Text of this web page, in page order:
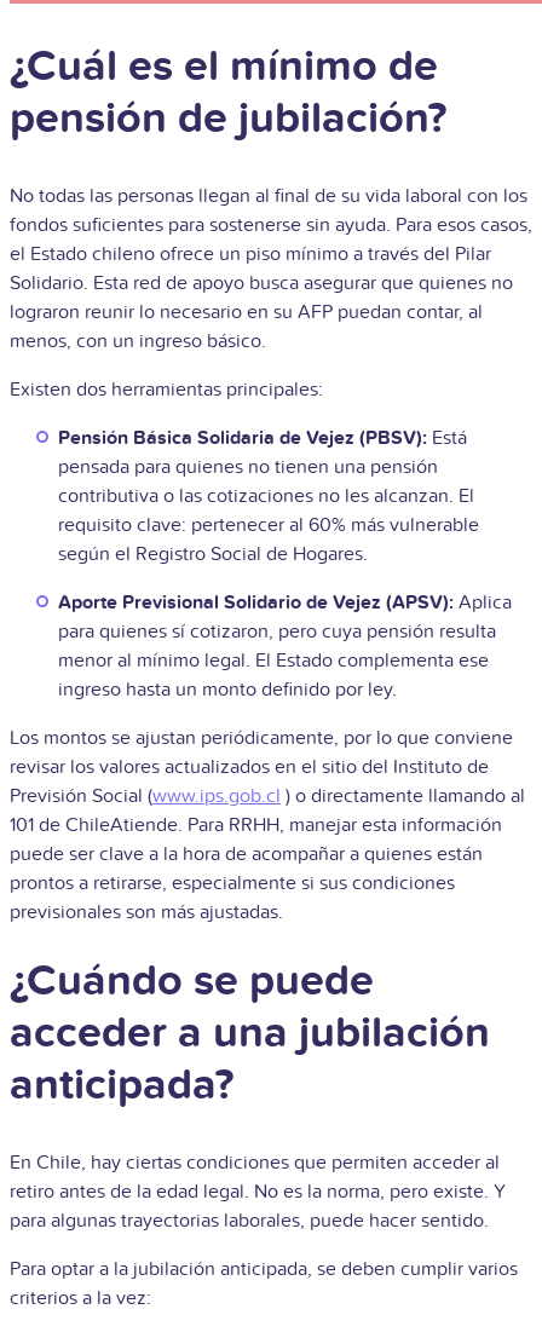
¿Cuál es el mínimo de
pensión de jubilación?
No todas las personas llegan al final de su vida laboral con los
fondos suficientes para sostenerse sin ayuda. Para esos casos,
el Estado chileno ofrece un piso mínimo a través del Pilar
Solidario. Esta red de apoyo busca asegurar que quienes no
lograron reunir lo necesario en su AFP puedan contar, al
menos, con un ingreso básico.
Existen dos herramientas principales:
Pensión Básica Solidaria de Vejez (PBSV): Está
pensada para quienes no tienen una pensión
contributiva o las cotizaciones no les alcanzan. El
requisito clave: pertenecer al 60% más vulnerable
según el Registro Social de Hogares.
Aporte Previsional Solidario de Vejez (APSV): Aplica
para quienes sí cotizaron, pero cuya pensión resulta
menor al mínimo legal. El Estado complementa ese
ingreso hasta un monto definido por ley.
Los montos se ajustan periódicamente, por lo que conviene
revisar los valores actualizados en el sitio del Instituto de
Previsión Social (www.ips.gob.cl ) o directamente llamando al
101 de ChileAtiende. Para RRHH, manejar esta información
puede ser clave a la hora de acompañar a quienes están
prontos a retirarse, especialmente si sus condiciones
previsionales son más ajustadas.
¿Cuándo se puede
acceder a una jubilación
anticipada?
En Chile, hay ciertas condiciones que permiten acceder al
retiro antes de la edad legal. No es la norma, pero existe. Y
para algunas trayectorias laborales, puede hacer sentido.
Para optar a la jubilación anticipada, se deben cumplir varios
criterios a la vez: